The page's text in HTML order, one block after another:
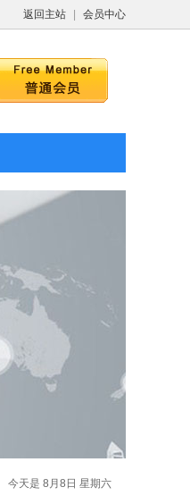
返回主站 会员中心
今天是 8月8日 星期六